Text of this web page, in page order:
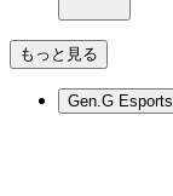
もっと見る
Gen.G Esports